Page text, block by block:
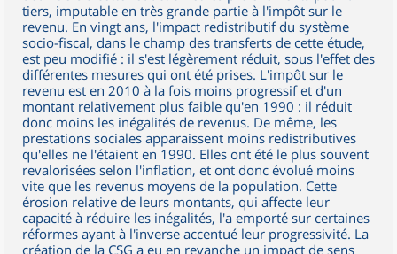
tiers, imputable en très grande partie à l'impôt sur le
revenu. En vingt ans, l'impact redistributif du système
socio-fiscal, dans le champ des transferts de cette étude,
est peu modifié : il s'est légèrement réduit, sous l'effet des
différentes mesures qui ont été prises. L'impôt sur le
revenu est en 2010 à la fois moins progressif et d'un
montant relativement plus faible qu'en 1990 : il réduit
donc moins les inégalités de revenus. De même, les
prestations sociales apparaissent moins redistributives
qu'elles ne l'étaient en 1990. Elles ont été le plus souvent
revalorisées selon l'inflation, et ont donc évolué moins
vite que les revenus moyens de la population. Cette
érosion relative de leurs montants, qui affecte leur
capacité à réduire les inégalités, l'a emporté sur certaines
réformes ayant à l'inverse accentué leur progressivité. La
création de la CSG a eu en revanche un impact de sens